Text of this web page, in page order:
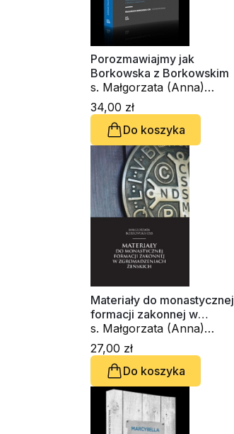
Porozmawiajmy jak
Borkowska z Borkowskim
s. Małgorzata (Anna)
Borkowska OSB, Igor
Borkowski
34,00 zł
Do koszyka
Materiały do monastycznej
formacji zakonnej w
zgromadzeniach żeńskich
s. Małgorzata (Anna)
Borkowska OSB
27,00 zł
Do koszyka